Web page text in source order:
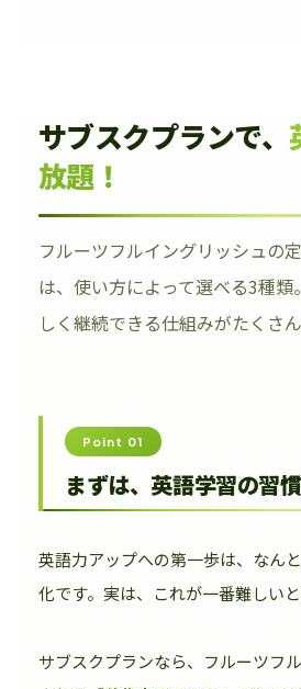
サブスクプランで、
放題！
フルーツフルイングリッシュの
は、使い方によって選べる3種
しく継続できる仕組みがたくさん
Point 01
まずは、英語学習の習
英語力アップへの第一歩は、なん
化です。実は、これが一番難しいと
サブスクプランなら、フルーツフ